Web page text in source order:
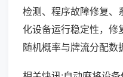
检测、程序故障修复、
化设备运行稳定性，修
随机概率与牌流分配数